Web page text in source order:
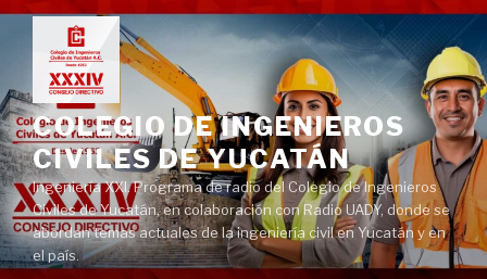
Ir
contenido
COLEGIO DE INGENIEROS
CIVILES DE YUCATÁN
Ingeniería XXI. Programa de radio del Colegio de Ingenieros
Civiles de Yucatán, en colaboración con Radio UADY, donde se
abordan temas actuales de la ingeniería civil en Yucatán y en
el país.